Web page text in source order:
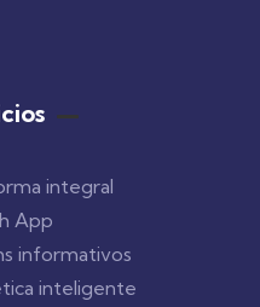
integral
App
informativos
inteligente